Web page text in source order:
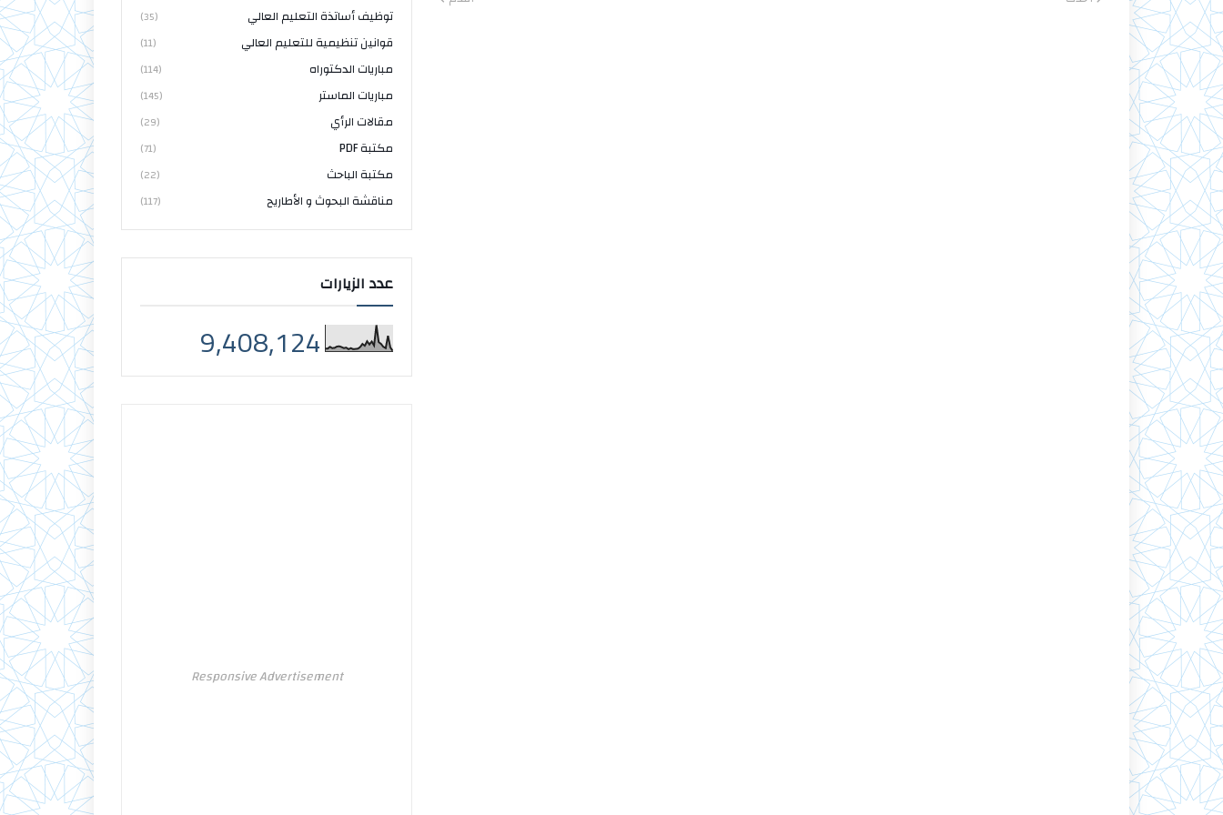
توظيف أساتذة التعليم العالي
(35)
قوانين تنظيمية للتعليم العالي (11)
مباريات الدكتوراه (114)
مباريات الماستر (145)
مقالات الرأي (29)
مكتبة PDF (71)
مكتبة الباحث (22)
مناقشة البحوث و الأطاريح (117)
عدد الزيارات
9,408,124
Responsive Advertisement